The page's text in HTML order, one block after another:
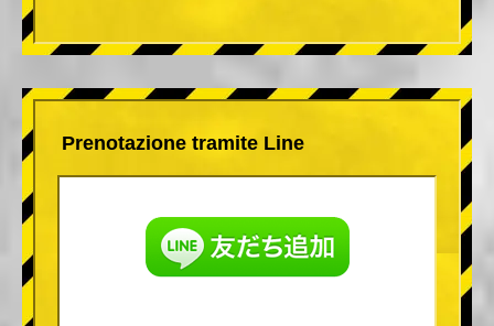
Prenotazione tramite Line